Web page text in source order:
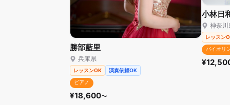
勝部藍里
兵庫県
レッスンOK
演奏依頼OK
ピアノ
¥18,600〜
小林日
神奈川
レッスン
バイオリ